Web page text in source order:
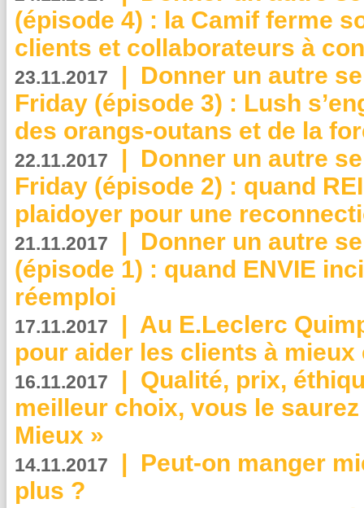
(épisode 4) : la Camif ferme
clients et collaborateurs à
23.11.2017 | Donner un autre
Friday (épisode 3) : Lush
des orangs-outans et de la
22.11.2017 | Donner un autre
Friday (épisode 2) : quand
plaidoyer pour une
21.11.2017 | Donner un autre
(épisode 1) : quand ENVIE
réemploi
17.11.2017 | Au E.Leclerc
pour aider les clients à
16.11.2017 | Qualité, prix,
meilleur choix, vous le
Mieux »
14.11.2017 | Peut-on manger
plus ?